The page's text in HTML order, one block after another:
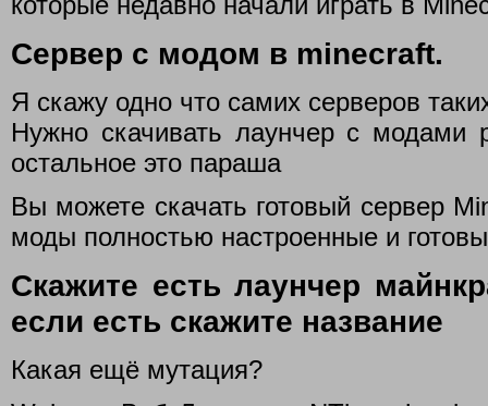
Сервер с модом в minecraft.
Я скажу одно что самих серверов
Нужно скачивать лаунчер с модами
остальное это параша
Вы можете скачать готовый сервер
моды полностью настроенные и
Скажите есть лаунчер
если есть скажите название
Какая ещё мутация?